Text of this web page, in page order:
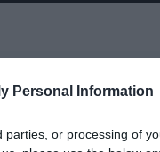
Personal Information
or processing of